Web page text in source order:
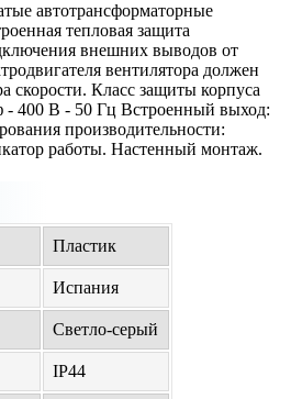
автотрансформаторные
тепловая защита
внешних выводов от
вентилятора должен
скорости. Класс защиты корпуса
- 400 В - 50 Гц Встроенный выход:
производительности:
работы. Настенный монтаж.
Пластик
Испания
Светло-серый
IP44